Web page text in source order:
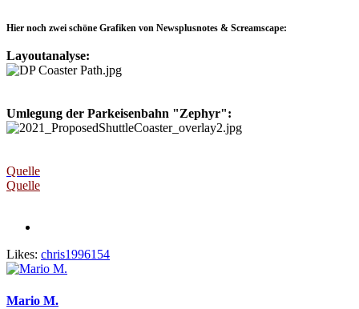
Hier noch zwei schöne Grafiken von Newsplusnotes & Screamscape:
Layoutanalyse:
Umlegung der Parkeisenbahn "Zephyr":
Quelle
Quelle
Likes: chris1996154
Mario M.